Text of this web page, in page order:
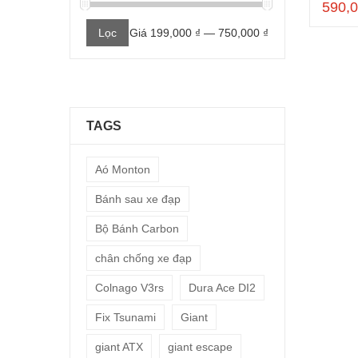
Giá
Giá
Lọc Giá 199,000 ₫ — 750,000 ₫
TAGS
Aó Monton
Bánh sau xe đạp
Bộ Bánh Carbon
chân chống xe đạp
Colnago V3rs Dura Ace DI2
Fix Tsunami Giant
giant ATX giant escape